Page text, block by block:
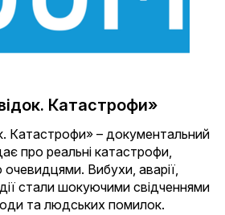
Катастрофи»
Катастрофи» – документальний
про реальні катастрофи,
очевидцями. Вибухи, аварії,
стали шокуючими свідченнями
та людських помилок.